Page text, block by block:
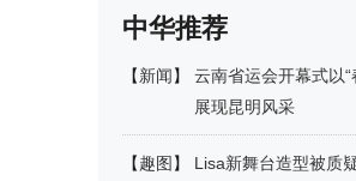
中华推荐
【新闻】
云南省运会开幕式以
展现昆明风采
【趣图 】
Lisa新舞台造型被质